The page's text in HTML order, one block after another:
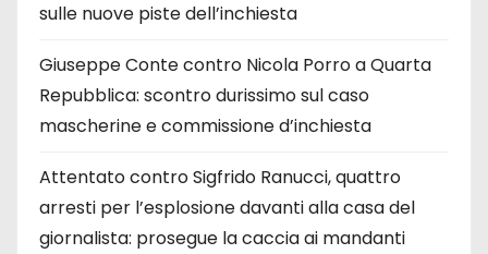
sulle nuove piste dell’inchiesta
Giuseppe Conte contro Nicola Porro a Quarta
Repubblica: scontro durissimo sul caso
mascherine e commissione d’inchiesta
Attentato contro Sigfrido Ranucci, quattro
arresti per l’esplosione davanti alla casa del
giornalista: prosegue la caccia ai mandanti